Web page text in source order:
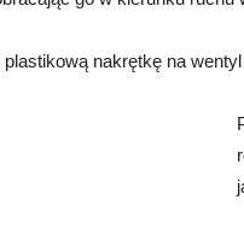
plastikową nakrętkę na